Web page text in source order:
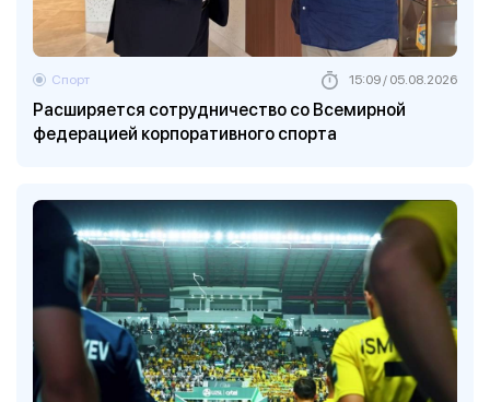
Расширяется сотрудничество со Всемирной
федерацией корпоративного спорта
Спорт 15:09 / 05.08.2026